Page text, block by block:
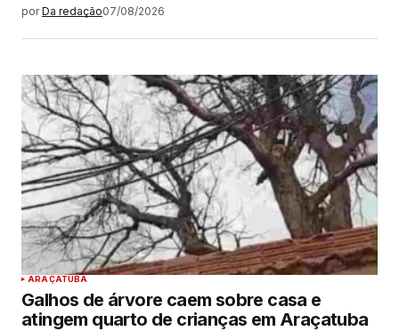
por Da redação07/08/2026
ARAÇATUBA
Galhos de árvore caem sobre casa e
atingem quarto de crianças em Araçatuba